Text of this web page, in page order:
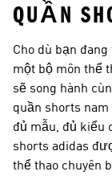
QUẦN
Cho dù bạn
một bộ môn thể
sẽ song hành
quần shorts nam
đủ mẫu, đủ kiểu
shorts adidas
thể thao chuyên